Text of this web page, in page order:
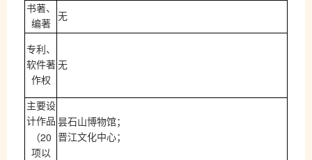
书著、
编著
无
专利、
软件著
作权
无
主要设
计作品
（20
项以
昙石山博物馆；
晋江文化中心；